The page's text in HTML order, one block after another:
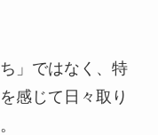
」ではなく、特
感じて日々取り